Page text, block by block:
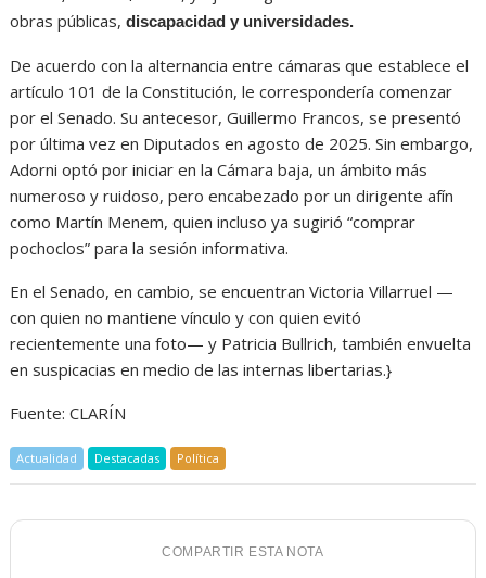
obras públicas, discapacidad y universidades.
De acuerdo con la alternancia entre cámaras que establece el
artículo 101 de la Constitución, le correspondería comenzar
por el Senado. Su antecesor, Guillermo Francos, se presentó
por última vez en Diputados en agosto de 2025. Sin embargo,
Adorni optó por iniciar en la Cámara baja, un ámbito más
numeroso y ruidoso, pero encabezado por un dirigente afín
como Martín Menem, quien incluso ya sugirió “comprar
pochoclos” para la sesión informativa.
En el Senado, en cambio, se encuentran Victoria Villarruel —
con quien no mantiene vínculo y con quien evitó
recientemente una foto— y Patricia Bullrich, también envuelta
en suspicacias en medio de las internas libertarias.}
Fuente: CLARÍN
Actualidad Destacadas Política
COMPARTIR ESTA NOTA